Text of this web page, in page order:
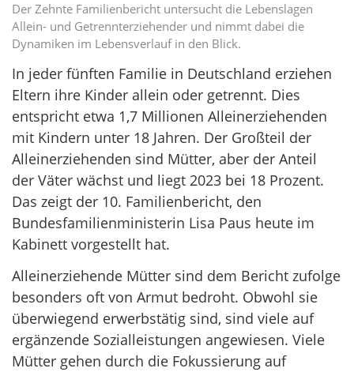
Der Zehnte Familienbericht untersucht die Lebenslagen
Allein- und Getrennterziehender und nimmt dabei die
Dynamiken im Lebensverlauf in den Blick.
In jeder fünften Familie in Deutschland erziehen
Eltern ihre Kinder allein oder getrennt. Dies
entspricht etwa 1,7 Millionen Alleinerziehenden
mit Kindern unter 18 Jahren. Der Großteil der
Alleinerziehenden sind Mütter, aber der Anteil
der Väter wächst und liegt 2023 bei 18 Prozent.
Das zeigt der 10. Familienbericht, den
Bundesfamilienministerin Lisa Paus heute im
Kabinett vorgestellt hat.
Alleinerziehende Mütter sind dem Bericht zufolge
besonders oft von Armut bedroht. Obwohl sie
überwiegend erwerbstätig sind, sind viele auf
ergänzende Sozialleistungen angewiesen. Viele
Mütter gehen durch die Fokussierung auf